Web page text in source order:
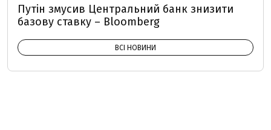
Путін змусив Центральний банк знизити
базову ставку – Bloomberg
ВСІ НОВИНИ